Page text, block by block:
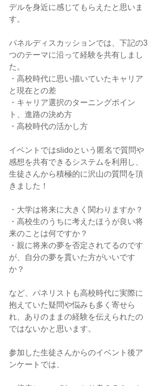
デルを身近に感じてもらえたと思いま
す。
パネルディスカッションでは、下記の3
つのテーマに沿って経験を共有しまし
た。
・高校時代に思い描いていたキャリア
と現在との差
・キャリア選択のターニングポイン
ト、進路の決め方
・高校時代の活かし方
イベントではslidoという匿名で質問や
感想を共有できるシステムを利用し、
生徒さんから積極的に沢山の質問を頂
きました！
・大学は将来に大きく関わりますか？
・高校生のうちに考えたほうが良い将
来のことは何ですか？
・親に将来の夢を否定されてるのです
が、自分の夢を貫いた方がいいです
か？
など、パネリストも高校時代に実際に
抱えていた疑問や悩みも多く寄せら
れ、ありのままの経験を伝えられたの
ではないかと思います。
参加した生徒さんからのイベント後ア
ンケートでは、